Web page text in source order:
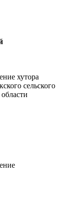
хутора
сельского